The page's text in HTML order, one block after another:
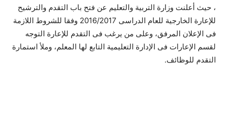
، حيث أعلنت وزارة التربية والتعليم عن فتح باب التقدم والترشيح
للإعارة الخارجية للعام الدراسى 2016/2017 وفقا للشروط اللازمة
فى الإعلان المرفق، وعلى من يرغب فى التقدم للإعارة التوجه
لقسم الإعارات فى الإدارة التعليمية التابع لها المعلم، وملأ استمارة
التقدم للوظائف.